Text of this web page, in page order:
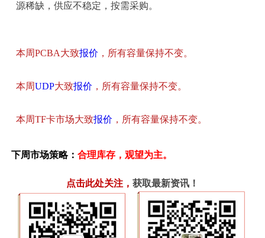
源稀缺，供应不稳定，按需采购。
本周PCBA大致报价 ，所有容量保持不变。
本周UDP大致报价 ，所有容量保持不变。
本周TF卡市场大致报价 ，所有容量保持不变。
下周市场策略：合理库存，观望为主。
点击此处关注， 获取最新资讯！